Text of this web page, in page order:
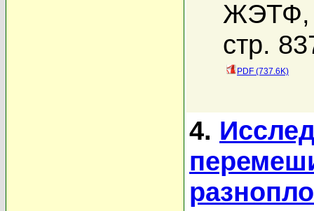
ЖЭТФ,
стр.
PDF (737.6K)
4.